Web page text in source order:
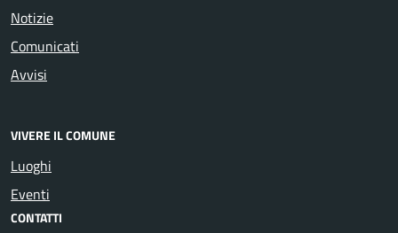
Notizie
Comunicati
Avvisi
VIVERE IL COMUNE
Luoghi
Eventi
CONTATTI